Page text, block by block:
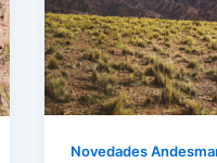
Novedades